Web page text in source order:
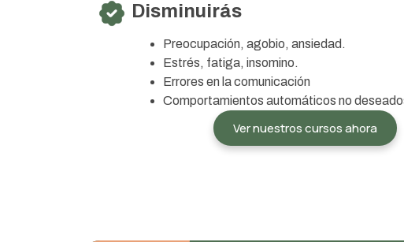
Disminuirás
Preocupación, agobio, ansiedad.
Estrés, fatiga, insomino.
Errores en la comunicación
Comportamientos automáticos no
Ver nuestros cursos ahora